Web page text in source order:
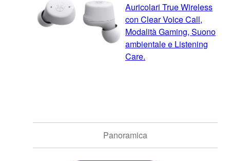
Auricolari True Wireless
con Clear Voice Call,
Modalità Gaming, Suono
ambientale e Listening
Care.
Panoramica